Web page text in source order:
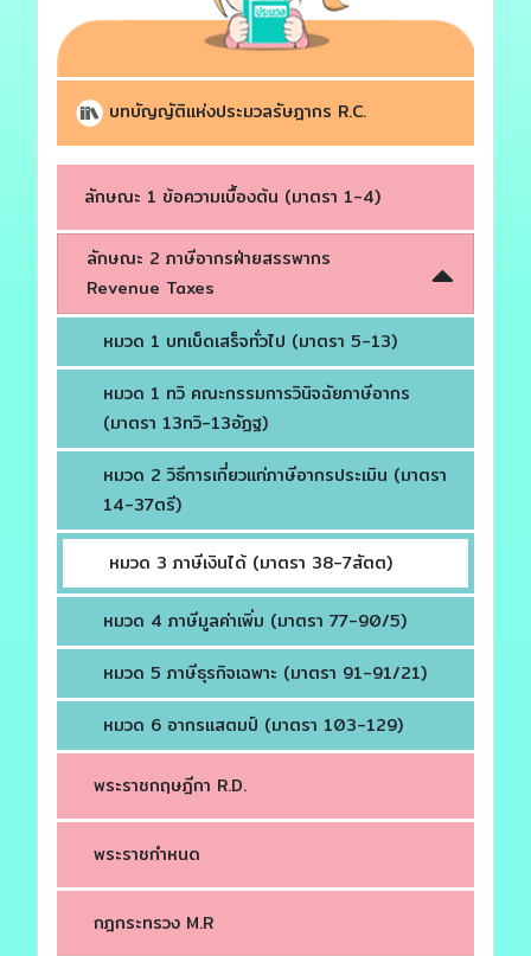
บทบัญญัติแห่งประมวลรัษฎากร R.C.
ลักษณะ 1 ข้อความเบื้องต้น (มาตรา 1-4)
ลักษณะ 2 ภาษีอากรฝ่ายสรรพากร
Revenue Taxes
หมวด 1 บทเบ็ดเสร็จทั่วไป (มาตรา 5-13)
หมวด 1 ทวิ คณะกรรมการวินิจฉัยภาษีอากร
(มาตรา 13ทวิ-13อัฏฐ)
หมวด 2 วิธีการเกี่ยวแก่ภาษีอากรประเมิน (มาตรา
14-37ตรี)
หมวด 3 ภาษีเงินได้ (มาตรา 38-7สัตต)
หมวด 4 ภาษีมูลค่าเพิ่ม (มาตรา 77-90/5)
หมวด 5 ภาษีธุรกิจเฉพาะ (มาตรา 91-91/21)
หมวด 6 อากรแสตมป์ (มาตรา 103-129)
พระราชกฤษฎีกา R.D.
พระราชกำหนด
กฎกระทรวง M.R